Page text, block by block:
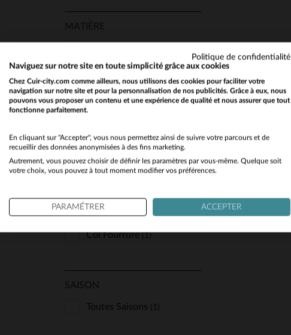
Top Gun
Us Wings(5)
MATIÈRE
COUPE
TYPE
Col Chemise(1)
Col Fourrure (1)
SAISON
Toutes Saisons (1)
M
Politique de confidentialité
Naviguez sur notre site en toute simplicité grâce aux cookies
Chez Cuir-city.com comme ailleurs, nous utilisons des cookies pour faciliter votre
navigation sur notre site et pour la personnalisation de nos publicités. Grâce à eux, nous
pouvons vous proposer un contenu et une expérience de qualité et nous assurer que tout
fonctionne parfaitement.
En cliquant sur "Accepter", vous nous permettez ainsi de suivre votre parcours et de
recueillir des données anonymisées à des fins marketing.
Autrement, vous pouvez choisir de définir les paramètres par vous-même. Quelque soit
votre choix, vous pouvez à tout moment modifier vos préférences.
PARAMÉTRER ACCEPTER